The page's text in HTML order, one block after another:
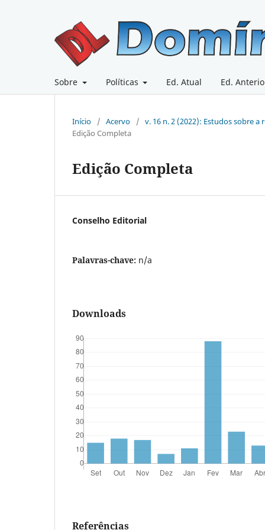
Sobre Políticas Ed. Atual Ed.
Início / Acervo / v. 16 n. 2 (2022): Estudos sobre
Edição Completa
Edição Completa
Conselho Editorial
Palavras-chave: n/a
Downloads
Referências